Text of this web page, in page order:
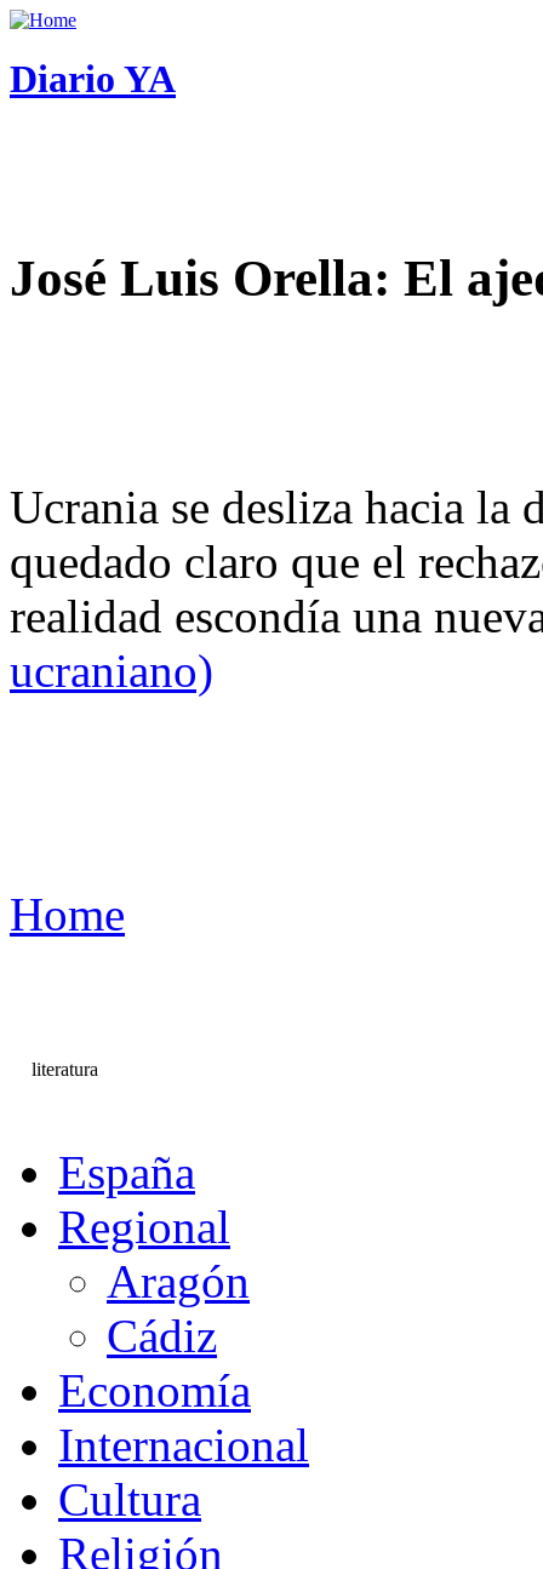
Diario YA
José Luis Orella: El
Ucrania se desliza hacia
quedado claro que el
realidad escondía una
ucraniano)
Home
literatura
España
Regional
Aragón
Cádiz
Economía
Internacional
Cultura
Religión